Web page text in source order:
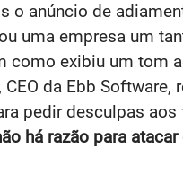
o anúncio de
uma empresa um
como exibiu um tom
CEO da Ebb Software,
pedir desculpas aos
há razão para